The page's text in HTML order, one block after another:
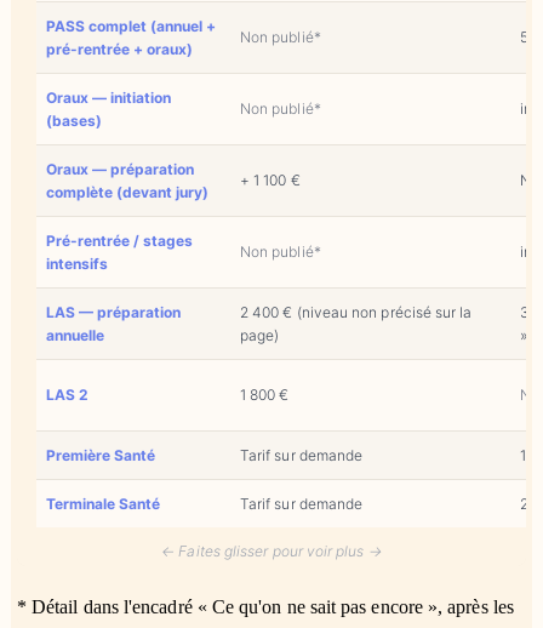
PASS complet (annuel +
pré-rentrée + oraux)
Non publié* 5
Oraux — initiation
(bases)
Non publié*
Oraux — préparation
complète (devant jury)
+ 1 100 €
Pré-rentrée / stages
intensifs
Non publié*
LAS — préparation
annuelle
2 400 € (niveau non précisé sur la
page)
3
»)
LAS 2 1 800 €
Première Santé Tarif sur demande 1
Terminale Santé Tarif sur demande 2
← Faites glisser pour voir plus →
* Détail dans l'encadré « Ce qu'on ne sait pas encore », après les